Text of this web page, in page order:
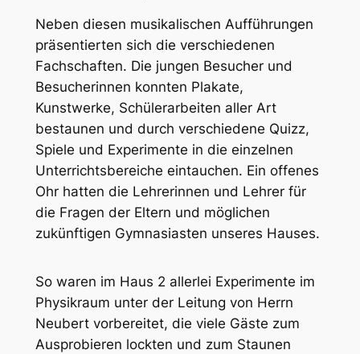
Neben diesen musikalischen Aufführungen
präsentierten sich die verschiedenen
Fachschaften. Die jungen Besucher und
Besucherinnen konnten Plakate,
Kunstwerke, Schülerarbeiten aller Art
bestaunen und durch verschiedene Quizz,
Spiele und Experimente in die einzelnen
Unterrichtsbereiche eintauchen. Ein offenes
Ohr hatten die Lehrerinnen und Lehrer für
die Fragen der Eltern und möglichen
zukünftigen Gymnasiasten unseres Hauses.
So waren im Haus 2 allerlei Experimente im
Physikraum unter der Leitung von Herrn
Neubert vorbereitet, die viele Gäste zum
Ausprobieren lockten und zum Staunen